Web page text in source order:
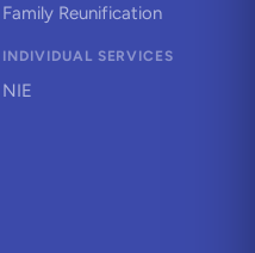
Family Reunification
INDIVIDUAL SERVICES
NIE